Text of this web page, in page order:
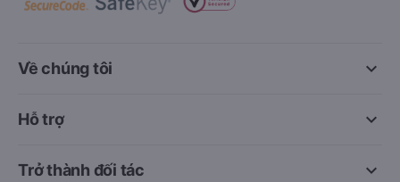
keyboard_arrow_down
Về chúng tôi
keyboard_arrow_down
Hỗ trợ
keyboard_arrow_down
Trở thành đối tác